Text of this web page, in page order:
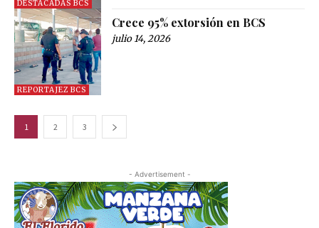
DESTACADAS BCS
REPORTAJEZ BCS
Crece 95% extorsión en BCS
julio 14, 2026
1 2 3
- Advertisement -